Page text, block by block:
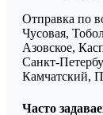
Отправка по
Чусовая,
Азовское,
Санкт-
Камчатский,
Часто